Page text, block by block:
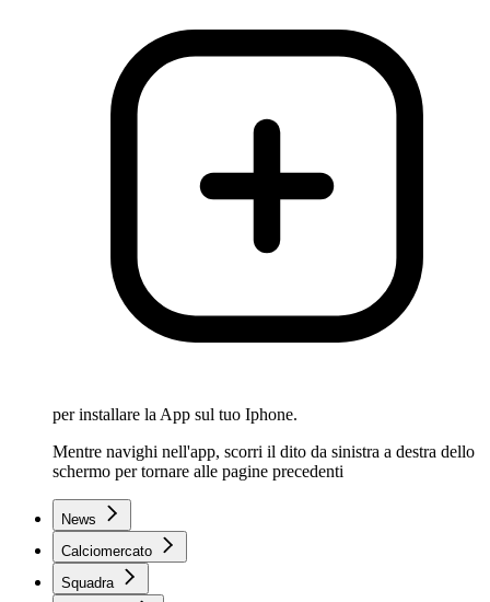
per installare la App sul tuo Iphone.
Mentre navighi nell'app, scorri il dito da sinistra a destra dello
schermo per tornare alle pagine precedenti
News
Calciomercato
Squadra